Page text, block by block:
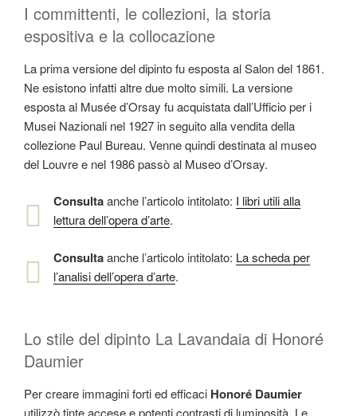
I committenti, le collezioni, la storia
espositiva e la collocazione
La prima versione del dipinto fu esposta al Salon del 1861.
Ne esistono infatti altre due molto simili. La versione
esposta al Musée d’Orsay fu acquistata dall’Ufficio per i
Musei Nazionali nel 1927 in seguito alla vendita della
collezione Paul Bureau. Venne quindi destinata al museo
del Louvre e nel 1986 passò al Museo d’Orsay.
Consultaanche l’articolo intitolato: I libri utili alla
lettura dell’opera d’arte.
Consultaanche l’articolo intitolato: La scheda per
l’analisi dell’opera d’arte.
Lo stile del dipinto La Lavandaia di Honoré
Daumier
Per creare immagini forti ed efficaci Honoré Daumier
utilizzò tinte accese e potenti contrasti di luminosità. Le